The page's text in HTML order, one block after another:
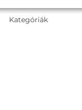
Kategóriák